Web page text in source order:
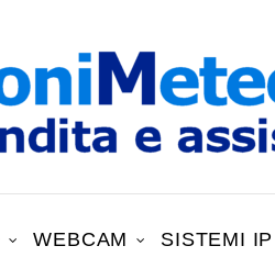
WEBCAM SISTEMI IP